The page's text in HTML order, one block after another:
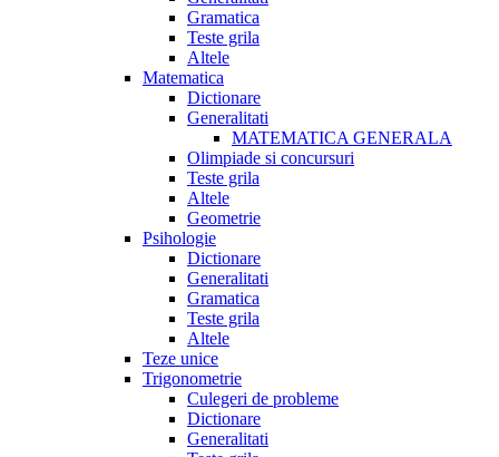
Gramatica
Teste grila
Altele
Matematica
Dictionare
Generalitati
MATEMATICA GENERALA
Olimpiade si concursuri
Teste grila
Altele
Geometrie
Psihologie
Dictionare
Generalitati
Gramatica
Teste grila
Altele
Teze unice
Trigonometrie
Culegeri de probleme
Dictionare
Generalitati